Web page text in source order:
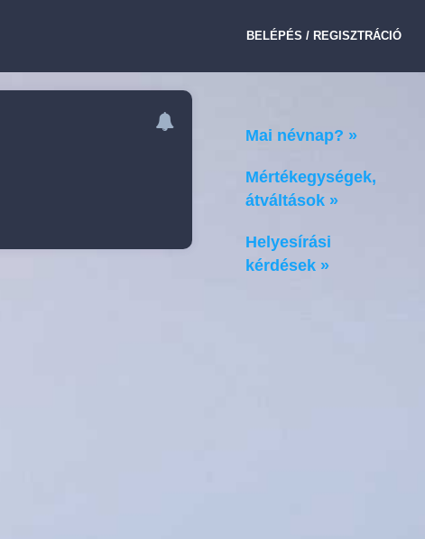
BELÉPÉS / REGISZTRÁCIÓ
Mai névnap? »
Mértékegységek,
átváltások »
Helyesírási
kérdések »